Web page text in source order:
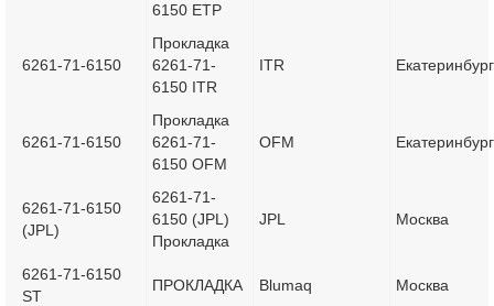
6150 ETP
6261-71-6150
Прокладка
6261-71-
6150 ITR
ITR Екатеринбург
6261-71-6150
Прокладка
6261-71-
6150 OFM
OFM Екатеринбург
6261-71-6150
(JPL)
6261-71-
6150 (JPL)
Прокладка
JPL Москва
6261-71-6150
ST
ПРОКЛАДКА Blumaq Москва